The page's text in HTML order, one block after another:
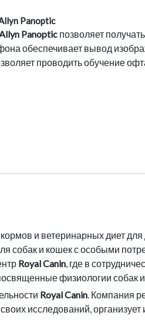
Panoptic
Panoptic позволяет
обеспечивает вывод
проводить обучение
и ветеринарных диет
собак и кошек с особыми
Royal Canin, где в
физиологии собак
Royal Canin. Компания
исследований,